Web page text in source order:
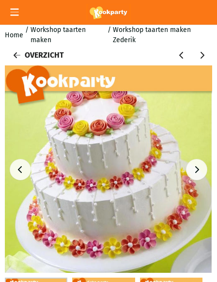
Cookievoorkeuren zijn momenteel gesloten.
Home
/ Workshop taarten
maken
/ Workshop taarten maken
Zederik
OVERZICHT